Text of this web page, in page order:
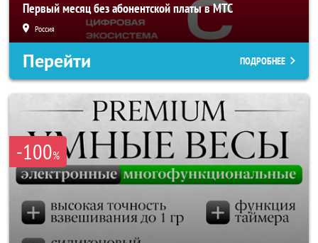
Первый месяц без абонентской платы в МТС
Россия
Перейти ПОДРОБНЕЕ
-100%